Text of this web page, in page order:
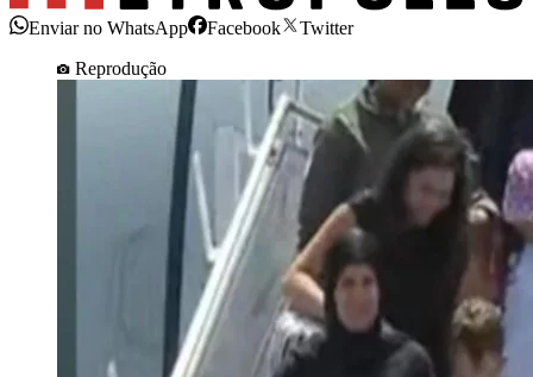
Enviar no WhatsApp Facebook
Twitter
Reprodução